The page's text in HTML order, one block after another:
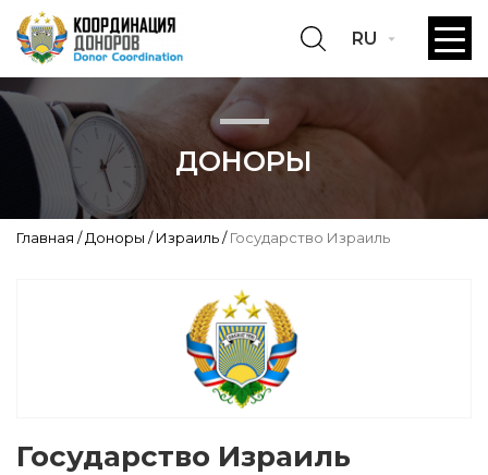
RU
ДОНОРЫ
Главная Доноры Израиль Государство Израиль
Государство Израиль